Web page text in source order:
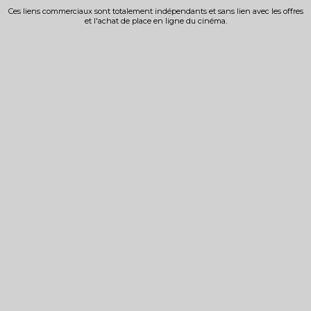
Ces liens commerciaux sont totalement indépendants et sans lien avec les offres
et l'achat de place en ligne du cinéma.